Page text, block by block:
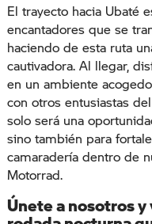
El trayecto hacia Ubaté
encantadores que se
haciendo de esta ruta
cautivadora. Al llegar,
en un ambiente
con otros entusiastas
solo será una
sino también para
camaradería dentro de
Motorrad.
Únete a nosotros